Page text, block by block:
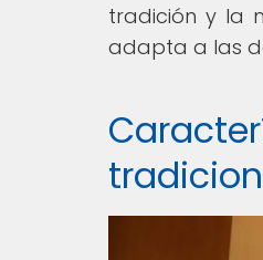
tradición y la
adapta a las